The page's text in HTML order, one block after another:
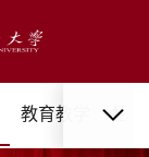
教育教学 招